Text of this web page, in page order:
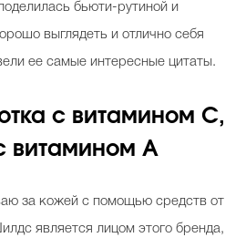
бьюти-рутиной и
выглядеть и отлично себя
ее самые интересные цитаты.
с витамином С,
витамином А
за кожей с помощью средств от
является лицом этого бренда,